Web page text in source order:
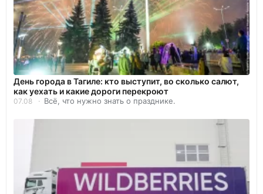
День города в Тагиле: кто выступит, во сколько салют,
как уехать и какие дороги перекроют
07.08 Всё, что нужно знать о празднике.